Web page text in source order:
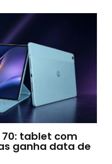
tablet com
ganha data de